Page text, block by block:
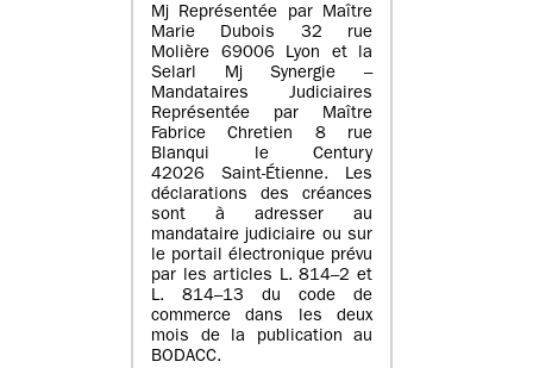
Mj Représentée par Maître
Marie Dubois 32 rue
Molière 69006 Lyon et la
Selarl Mj Synergie –
Mandataires Judiciaires
Représentée par Maître
Fabrice Chretien 8 rue
Blanqui le Century
42026 Saint-Étienne. Les
déclarations des créances
sont à adresser au
mandataire judiciaire ou sur
le portail électronique prévu
par les articles L. 814–2 et
L. 814–13 du code de
commerce dans les deux
mois de la publication au
BODACC.